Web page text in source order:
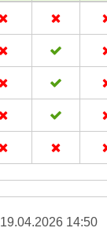
19.04.2026 14:50